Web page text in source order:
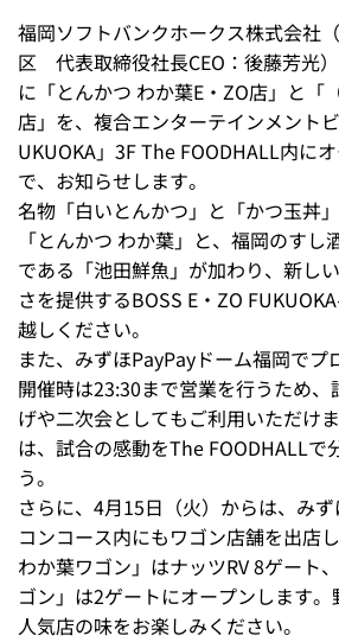
福岡ソフトバンクホークス株式会社
区 代表取締役社長CEO：後藤芳光）
に「とんかつ わか葉E・ZO店」と「
店」を、複合エンターテインメント
UKUOKA」3F The FOODHALL内に
で、お知らせします。
名物「白いとんかつ」と「かつ玉丼
「とんかつ わか葉」と、福岡のすし
である「池田鮮魚」が加わり、新し
さを提供するBOSS E・ZO
越しください。
また、みずほPayPayドーム福岡でプ
開催時は23:30まで営業を行うため
げや二次会としてもご利用いただけ
は、試合の感動をThe FOODHALLで
う。
さらに、4月15日（火）からは、み
コンコース内にもワゴン店舗を出店
わか葉ワゴン」はナッツRV 8ゲート
ゴン」は2ゲートにオープンします。
人気店の味をお楽しみください。